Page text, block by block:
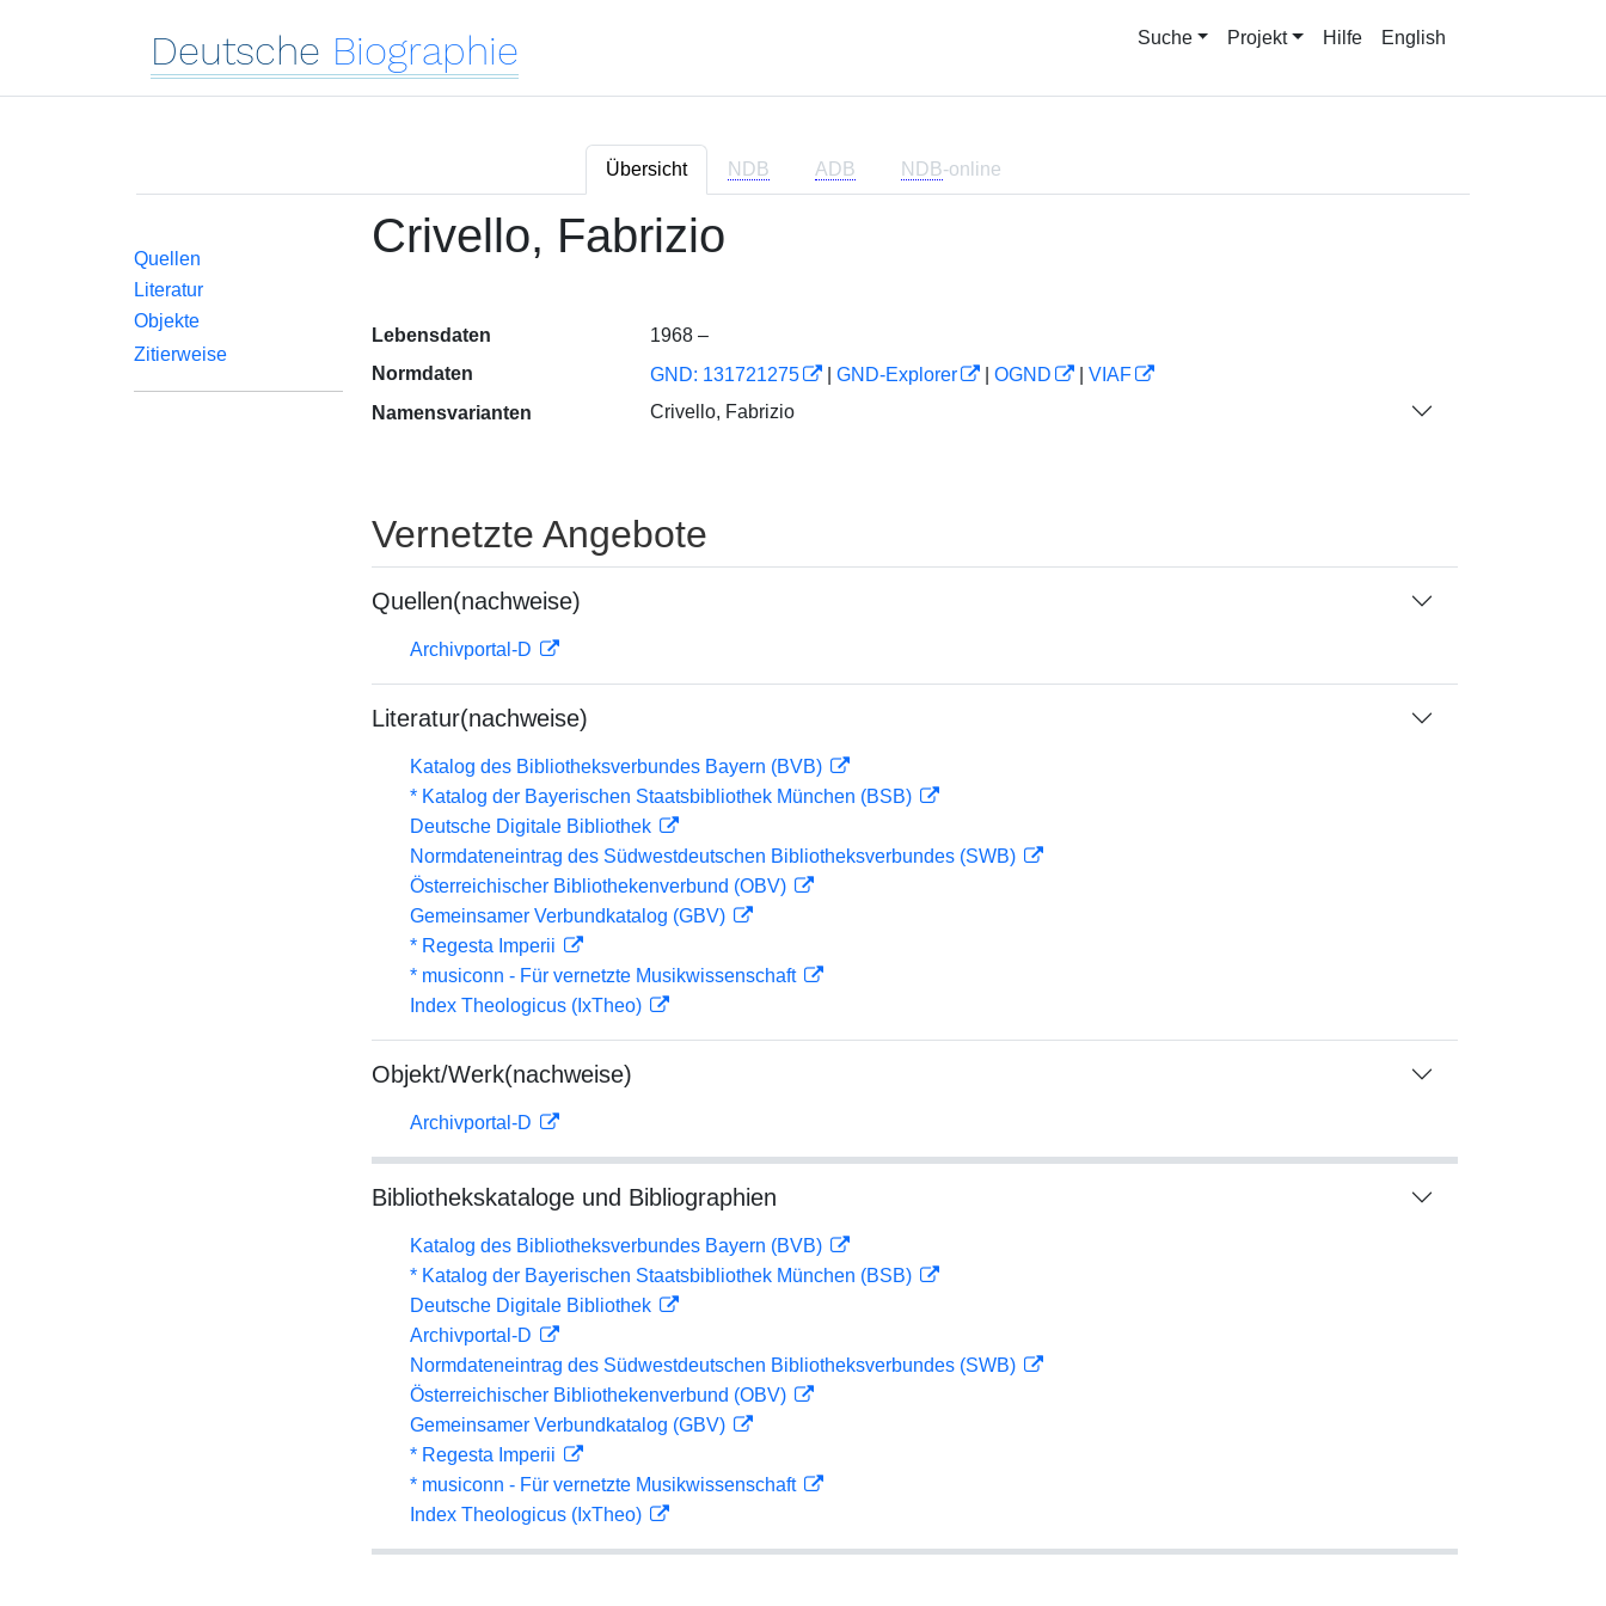
Deutsche Biographie Suche Projekt Hilfe English
Übersicht NDB ADB NDB-online
Quellen
Literatur
Objekte
Zitierweise
Crivello, Fabrizio
Lebensdaten
1968 –
Normdaten
GND: 131721275 GND-Explorer OGND
VIAF
Namensvarianten
Crivello, Fabrizio
Vernetzte Angebote
Quellen(nachweise)
Archivportal-D
Literatur(nachweise)
Katalog des Bibliotheksverbundes Bayern (BVB)
* Katalog der Bayerischen Staatsbibliothek München (BSB)
Deutsche Digitale Bibliothek
Normdateneintrag des Südwestdeutschen Bibliotheksverbundes (SWB)
Österreichischer Bibliothekenverbund (OBV)
Gemeinsamer Verbundkatalog (GBV)
* Regesta Imperii
* musiconn - Für vernetzte Musikwissenschaft
Index Theologicus (IxTheo)
Objekt/Werk(nachweise)
Archivportal-D
Bibliothekskataloge und Bibliographien
Katalog des Bibliotheksverbundes Bayern (BVB)
* Katalog der Bayerischen Staatsbibliothek München (BSB)
Deutsche Digitale Bibliothek
Archivportal-D
Normdateneintrag des Südwestdeutschen Bibliotheksverbundes (SWB)
Österreichischer Bibliothekenverbund (OBV)
Gemeinsamer Verbundkatalog (GBV)
* Regesta Imperii
* musiconn - Für vernetzte Musikwissenschaft
Index Theologicus (IxTheo)